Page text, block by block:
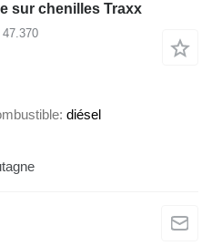
sur chenilles Traxx
diésel